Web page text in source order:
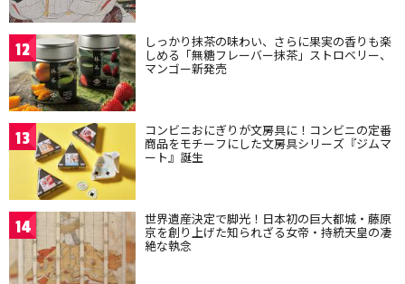
12 しっかり抹茶の味わい、さらに果実の香りも楽
しめる「無糖フレーバー抹茶」ストロベリー、
マンゴー新発売
13 コンビニおにぎりが文房具に！コンビニの定番
商品をモチーフにした文房具シリーズ『ジムマ
ート』誕生
14 世界遺産決定で脚光！日本初の巨大都城・藤原
京を創り上げた知られざる女帝・持統天皇の凄
絶な執念